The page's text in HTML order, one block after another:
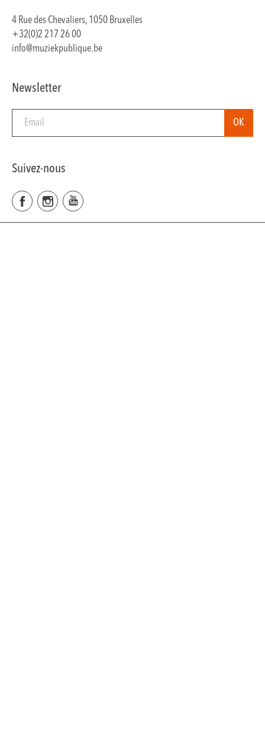
4 Rue des Chevaliers, 1050 Bruxelles
+32(0)2 217 26 00
info@muziekpublique.be
Newsletter
Suivez-nous